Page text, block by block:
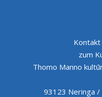
Kontakt
zum
Thomo Manno
93123 Neringa /